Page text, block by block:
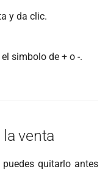
y da clic.
simbolo de + o -.
venta
quitarlo antes